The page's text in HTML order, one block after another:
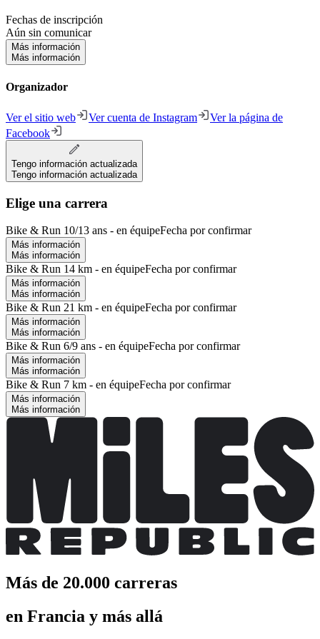
Fechas de inscripción
Aún sin comunicar
Más información
Más información
Organizador
Ver el sitio web Ver cuenta de Instagram
Ver la página de
Facebook
Tengo información actualizada
Tengo información actualizada
Elige una carrera
Bike & Run 10/13 ans - en équipeFecha por confirmar
Más información
Más información
Bike & Run 14 km - en équipeFecha por confirmar
Más información
Más información
Bike & Run 21 km - en équipeFecha por confirmar
Más información
Más información
Bike & Run 6/9 ans - en équipeFecha por confirmar
Más información
Más información
Bike & Run 7 km - en équipeFecha por confirmar
Más información
Más información
Más de 20.000 carreras
en Francia y más allá